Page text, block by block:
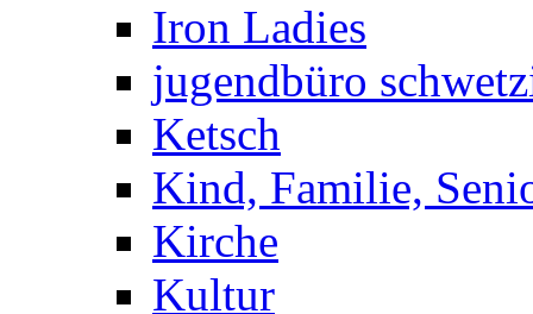
Iron Ladies
jugendbüro
Ketsch
Kind, Familie,
Kirche
Kultur